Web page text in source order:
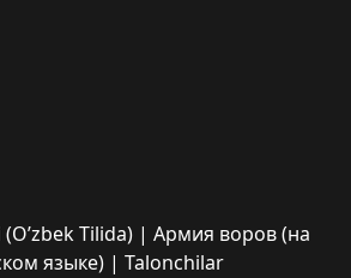
(O’zbek Tilida) | Армия воров (на
языке) | Talonchilar